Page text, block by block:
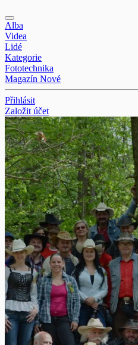
Alba
Videa
Lidé
Kategorie
Fototechnika
Magazín Nové
Přihlásit
Založit účet